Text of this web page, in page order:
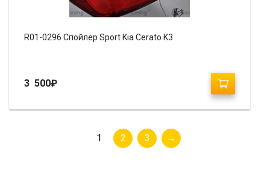
R01-0296 Спойлер Sport Kia Cerato K3
3 500₽
1 2 3 →